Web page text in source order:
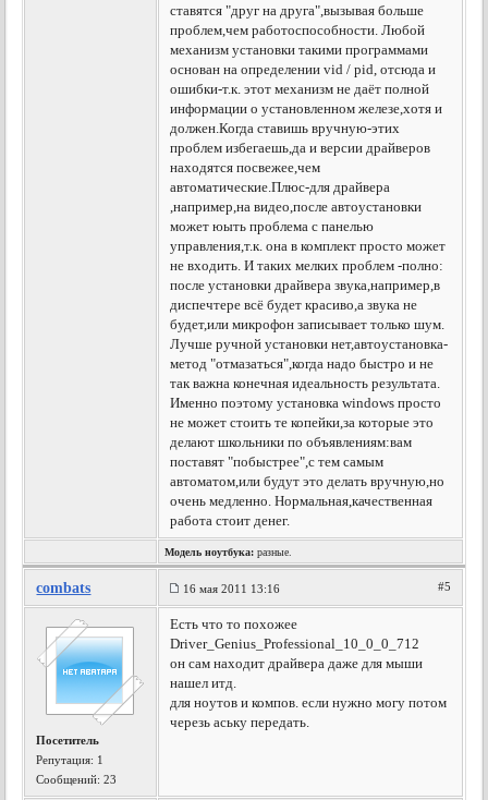
ставятся "друг на друга",вызывая больше
проблем,чем работоспособности. Любой
механизм установки такими программами
основан на определении vid / pid, отсюда и
ошибки-т.к. этот механизм не даёт полной
информации о установленном железе,хотя и
должен.Когда ставишь вручную-этих
проблем избегаешь,да и версии драйверов
находятся посвежее,чем
автоматические.Плюс-для драйвера
,например,на видео,после автоустановки
может юыть проблема с панелью
управления,т.к. она в комплект просто может
не входить. И таких мелких проблем -полно:
после установки драйвера звука,например,в
диспечтере всё будет красиво,а звука не
будет,или микрофон записывает только шум.
Лучше ручной установки нет,автоустановка-
метод "отмазаться",когда надо быстро и не
так важна конечная идеальность результата.
Именно поэтому установка windows просто
не может стоить те копейки,за которые это
делают школьники по объявлениям:вам
поставят "побыстрее",с тем самым
автоматом,или будут это делать вручную,но
очень медленно. Нормальная,качественная
работа стоит денег.
Модель ноутбука: разные.
combats 16 мая 2011 13:16 #5
Посетитель
Репутация: 1
Сообщений: 23
Eсть что то похожее
Driver_Genius_Professional_10_0_0_712
он сам находит драйвера даже для мыши
нашел итд.
для ноутов и компов. если нужно могу потом
черезь аську передать.